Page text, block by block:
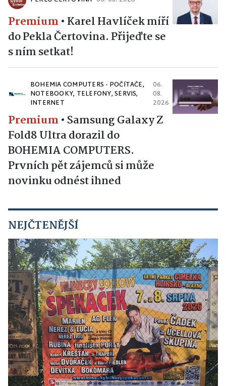
Premium • Karel Havlíček míří
do Pekla Čertovina. Přijeďte se
s ním setkat!
BOHEMIA COMPUTERS - POČÍTAČE,
NOTEBOOKY, TELEFONY, SERVIS,
INTERNET
06.
08.
2026
Premium • Samsung Galaxy Z
Fold8 Ultra dorazil do
BOHEMIA COMPUTERS.
Prvních pět zájemců si může
novinku odnést ihned
NEJČTENĚJŠÍ